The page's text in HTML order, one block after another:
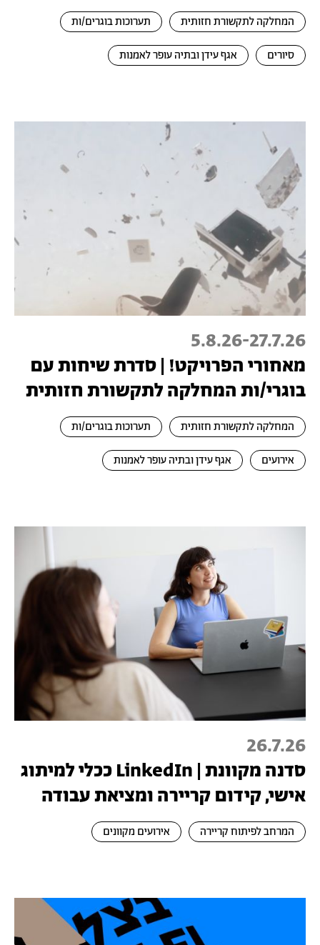
המחלקה לתקשורת חזותית תערוכות בוגרים/ות
סיורים אגף עידן ובתיה עופר לאמנות
27.7.26
-
5.8.26
מאחורי הפרויקט! | סדרת שיחות עם
בוגרי/ות המחלקה לתקשורת חזותית
המחלקה לתקשורת חזותית תערוכות בוגרים/ות
אירועים אגף עידן ובתיה עופר לאמנות
26.7.26
סדנה מקוונת | LinkedIn ככלי למיתוג
אישי, קידום קריירה ומציאת עבודה
המרחב לפיתוח קריירה אירועים מקוונים